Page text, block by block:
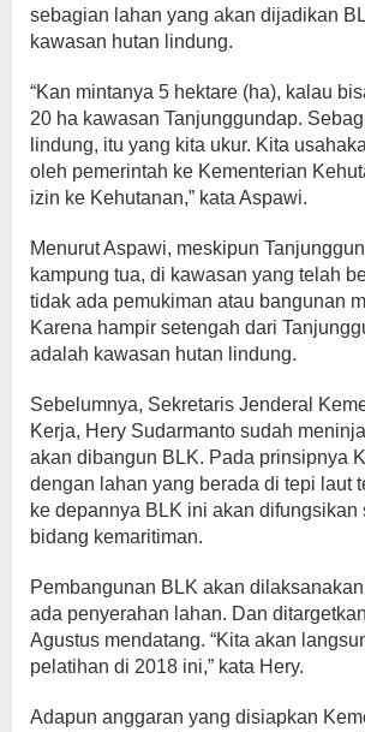
sebagian lahan yang akan dijadikan
kawasan hutan lindung.
“Kan mintanya 5 hektare (ha), kalau
20 ha kawasan Tanjunggundap.
lindung, itu yang kita ukur. Kita
oleh pemerintah ke Kementerian
izin ke Kehutanan,” kata Aspawi.
Menurut Aspawi, meskipun
kampung tua, di kawasan yang telah
tidak ada pemukiman atau bangunan
Karena hampir setengah dari
adalah kawasan hutan lindung.
Sebelumnya, Sekretaris Jenderal
Kerja, Hery Sudarmanto sudah
akan dibangun BLK. Pada prinsipnya
dengan lahan yang berada di tepi laut
ke depannya BLK ini akan difungsikan
bidang kemaritiman.
Pembangunan BLK akan
ada penyerahan lahan. Dan
Agustus mendatang. “Kita akan
pelatihan di 2018 ini,” kata Hery.
Adapun anggaran yang disiapkan